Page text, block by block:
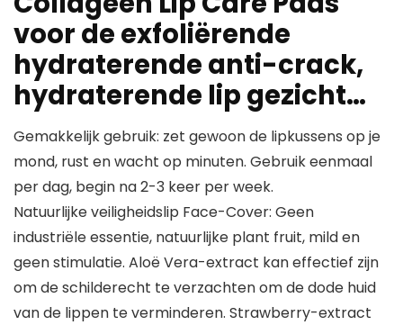
voor de exfoliërende
hydraterende anti-crack,
hydraterende lip gezicht…
Gemakkelijk gebruik: zet gewoon de lipkussens op je
mond, rust en wacht op minuten. Gebruik eenmaal
per dag, begin na 2-3 keer per week.
Natuurlijke veiligheidslip Face-Cover: Geen
industriële essentie, natuurlijke plant fruit, mild en
geen stimulatie. Aloë Vera-extract kan effectief zijn
om de schilderecht te verzachten om de dode huid
van de lippen te verminderen. Strawberry-extract